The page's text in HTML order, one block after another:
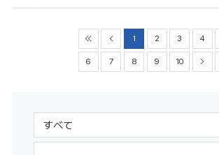
1 2 3 4
6 7 8 9 10